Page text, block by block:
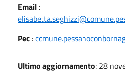
Email :
Pec :
Ultimo aggiornamento: 28